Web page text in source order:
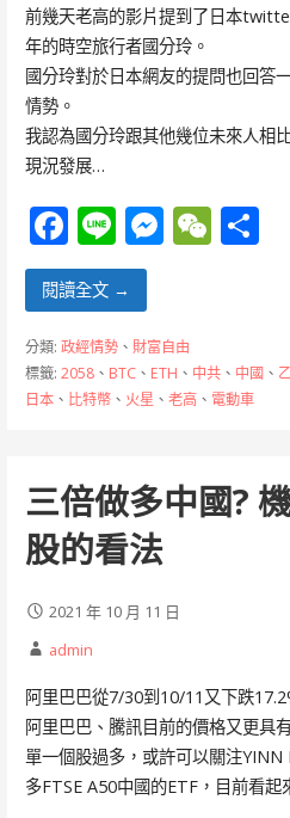
前幾天老高的影片提到了日本
年的時空旅行者國分玲。
國分玲對於日本網友的提問也回答
情勢。
我認為國分玲跟其他幾位未來人相
現況發展…
F
ac
e
b
o
o
Li
n
e
M
e
n
g
W
at
分
閱讀全文 →
分類: 政經情勢、 財富自由
標籤: 2058、 BTC、 ETH 、 中共、 中國、
日本、 比特幣、 火星 、 老高、 電動車
三倍做多中國?
股的看法
2021 年 10 月 11 日
admin
阿里巴巴從7/30到10/11又下跌
阿里巴巴、騰訊目前的價格又更具
單一個股過多，或許可以關注
多FTSE A50中國的ETF，目前看起